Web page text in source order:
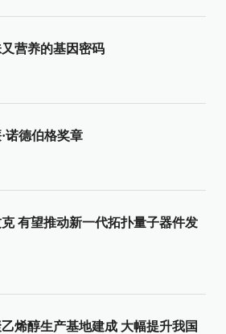
营养的基因密码
诺德伯格奖章
有望推动新一代拓扑量子器件发
烯醇生产基地建成 大幅提升我国